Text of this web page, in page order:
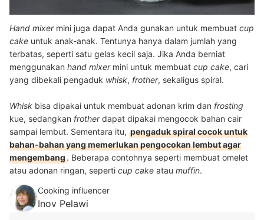
Hand mixer mini juga dapat Anda gunakan untuk membuat cup
cake untuk anak-anak. Tentunya hanya dalam jumlah yang
terbatas, seperti satu gelas kecil saja. Jika Anda berniat
menggunakan hand mixer mini untuk membuat cup cake, cari
yang dibekali pengaduk whisk, frother, sekaligus spiral.
Whisk bisa dipakai untuk membuat adonan krim dan frosting
kue, sedangkan frotherdapat dipakai mengocok bahan cair
sampai lembut. Sementara itu, pengaduk spiral cocok untuk
bahan-bahan yang memerlukan pengocokan lembut agar
mengembang. Beberapa contohnya seperti membuat omelet
atau adonan ringan, seperti cup cake atau muffin.
Cooking influencer
Inov Pelawi